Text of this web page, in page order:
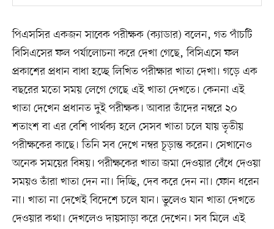
পিএসসির একজন সাবেক পরীক্ষক (ক্যাডার) বলেন, গত পাঁচটি
বিসিএসের ফল পর্যালোচনা করে দেখা গেছে, বিসিএসে ফল
প্রকাশের প্রধান বাধা হচ্ছে লিখিত পরীক্ষার খাতা দেখা। গড়ে এক
বছরের মতো সময় লেগে গেছে এই খাতা দেখতে। কেননা এই
খাতা দেখেন প্রধানত দুই পরীক্ষক। আবার তাঁদের নম্বরে ২০
শতাংশ বা এর বেশি পার্থক্য হলে সেসব খাতা চলে যায় তৃতীয়
পরীক্ষকের কাছে। তিনি সব দেখে নম্বর চূড়ান্ত করেন। সেখানেও
অনেক সময়ের বিষয়। পরীক্ষকের খাতা জমা দেওয়ার বেঁধে দেওয়া
সময়ও তাঁরা খাতা দেন না। দিচ্ছি, দেব করে দেন না। ফোন ধরেন
না। খাতা না দেখেই বিদেশে চলে যান। ভুলেও যান খাতা দেখতে
দেওয়ার কথা। দেখলেও দায়সাড়া করে দেখেন। সব মিলে এই